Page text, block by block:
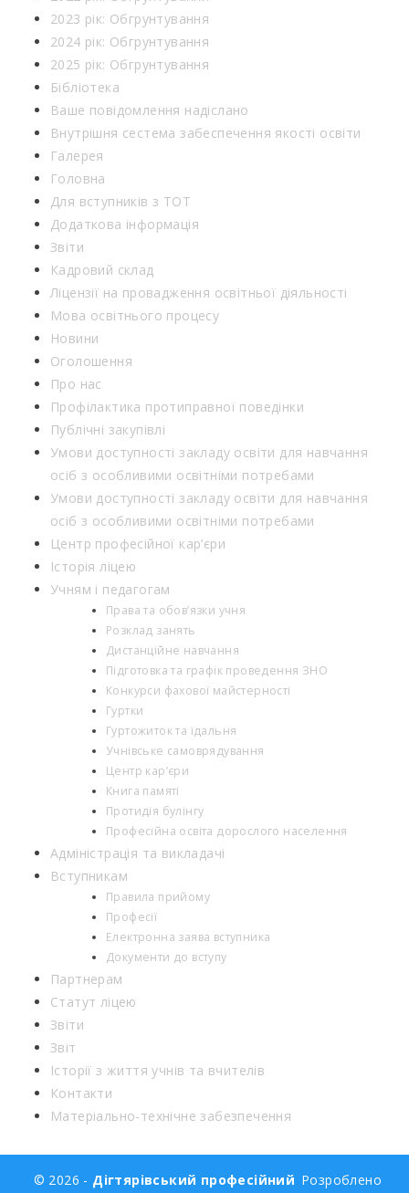
2023 рік: Обгрунтування
2024 рік: Обгрунтування
2025 рік: Обгрунтування
Бібліотека
Ваше повідомлення надіслано
Внутрішня сестема забеспечення якості освіти
Галерея
Головна
Для вступників з ТОТ
Додаткова інформація
Звіти
Кадровий склад
Ліцензії на провадження освітньої діяльності
Мова освітнього процесу
Новини
Оголошення
Про нас
Профілактика протиправної поведінки
Публічні закупівлі
Умови доступності закладу освіти для навчання
осіб з особливими освітніми потребами
Умови доступності закладу освіти для навчання
осіб з особливими освітніми потребами
Центр професійної кар’єри
Історія ліцею
Учням і педагогам
Права та обов’язки учня
Розклад занять
Дистанційне навчання
Підготовка та графік проведення ЗНО
Конкурси фахової майстерності
Гуртки
Гуртожиток та їдальня
Учнівське самоврядування
Центр кар’єри
Книга памяті
Протидія булінгу
Професійна освіта дорослого населення
Адміністрація та викладачі
Вступникам
Правила прийому
Професії
Електронна заява вступника
Документи до вступу
Партнерам
Статут ліцею
Звіти
Звіт
Історії з життя учнів та вчителів
Контакти
Матеріально-технічне забезпечення
© 2026 - Дігтярівський професійний Розроблено